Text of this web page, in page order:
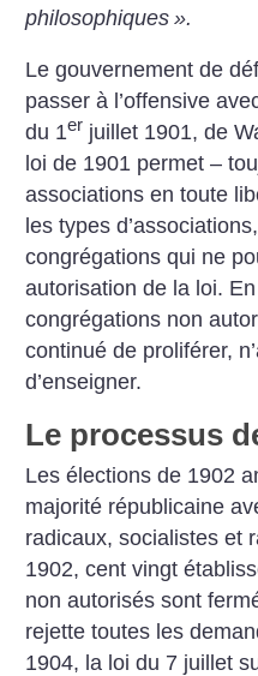
philosophiques ».
Le gouvernement de
passer à l’offensive
du 1er juillet 1901, de
loi de 1901 permet –
associations en toute
les types
congrégations qui ne
autorisation de la loi.
congrégations non
continué de proliférer,
d’enseigner.
Le processus
Les élections de 1902
majorité républicaine
radicaux, socialistes et
1902, cent vingt
non autorisés sont
rejette toutes les
1904, la loi du 7 juillet